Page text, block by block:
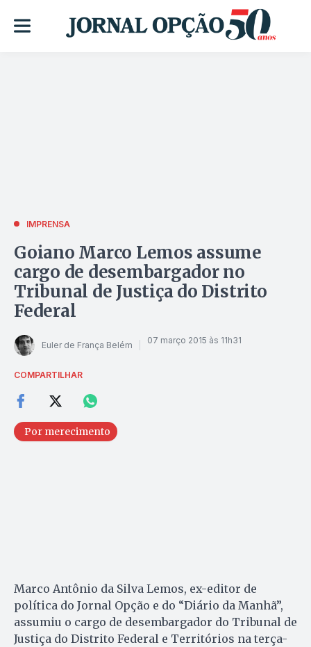
IMPRENSA
Goiano Marco Lemos assume
cargo de desembargador no
Tribunal de Justiça do Distrito
Federal
Euler de França Belém 07 março 2015 às 11h31
COMPARTILHAR
Por merecimento
Marco Antônio da Silva Lemos, ex-editor de
política do Jornal Opção e do “Diário da Manhã”,
assumiu o cargo de desembargador do Tribunal de
Justiça do Distrito Federal e Territórios na terça-